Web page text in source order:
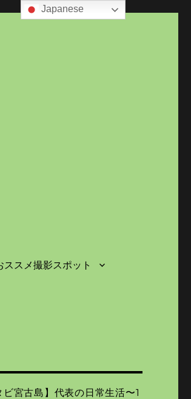
ススメ撮影スポット
ビ宮古島】代表の日常生活〜1
Japanese